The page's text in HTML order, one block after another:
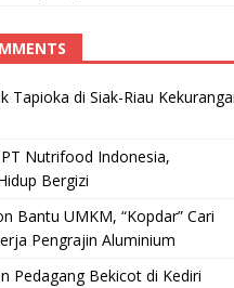
Tapioka di Siak-Riau
Nutrifood Indonesia,
Bergizi
Bantu UMKM, “Kopdar” Cari
Pengrajin Aluminium
Pedagang Bekicot di Kediri